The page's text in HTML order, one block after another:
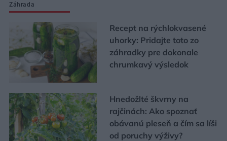
Záhrada
Recept na rýchlokvasené
uhorky: Pridajte toto zo
záhradky pre dokonale
chrumkavý výsledok
Hnedožlté škvrny na
rajčinách: Ako spoznať
obávanú pleseň a čím sa líši
od poruchy výživy?